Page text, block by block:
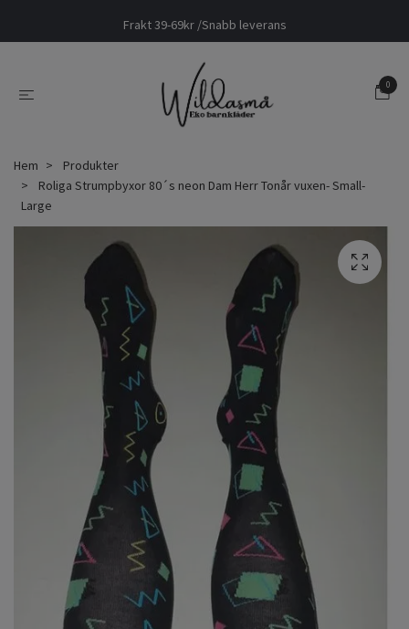
Frakt 39-69kr /Snabb leverans
0
Hem
Produkter
Roliga Strumpbyxor 80´s neon Dam Herr Tonår vuxen- Small-
Large